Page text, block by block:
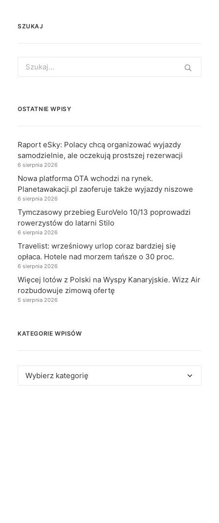
SZUKAJ
for:
OSTATNIE WPISY
Raport eSky: Polacy chcą organizować wyjazdy
samodzielnie, ale oczekują prostszej rezerwacji
6 sierpnia 2026
Nowa platforma OTA wchodzi na rynek.
Planetawakacji.pl zaoferuje także wyjazdy niszowe
6 sierpnia 2026
Tymczasowy przebieg EuroVelo 10/13 poprowadzi
rowerzystów do latarni Stilo
6 sierpnia 2026
Travelist: wrześniowy urlop coraz bardziej się
opłaca. Hotele nad morzem tańsze o 30 proc.
6 sierpnia 2026
Więcej lotów z Polski na Wyspy Kanaryjskie. Wizz Air
rozbudowuje zimową ofertę
5 sierpnia 2026
KATEGORIE WPISÓW
Kategorie